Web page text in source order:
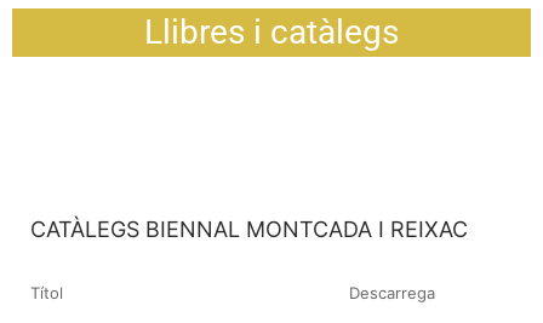
Llibres i catàlegs
CATÀLEGS BIENNAL MONTCADA I REIXAC
Títol Descarrega